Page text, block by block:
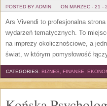
POSTED BY ADMIN ON MARZEC - 21 -
Ars Vivendi to profesjonalna
wydarzeń tematycznych. To
na imprezy okolicznościowe, a
świat, w którym pomysłowość
CATEGORIES: BIZNES, FINANSE,